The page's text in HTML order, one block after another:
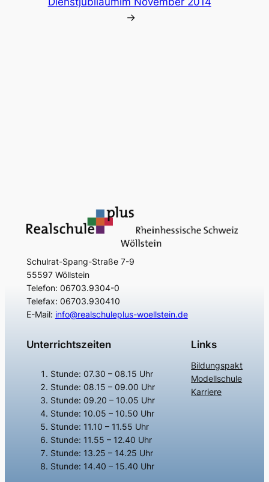
→
Schulrat-Spang-Straße 7-9
55597 Wöllstein
Telefon: 06703.9304-0
Telefax: 06703.930410
E-Mail: info@realschuleplus-woellstein.de
Unterrichtszeiten
Stunde: 07.30 – 08.15 Uhr
Stunde: 08.15 – 09.00 Uhr
Stunde: 09.20 – 10.05 Uhr
Stunde: 10.05 – 10.50 Uhr
Stunde: 11.10 – 11.55 Uhr
Stunde: 11.55 – 12.40 Uhr
Stunde: 13.25 – 14.25 Uhr
Stunde: 14.40 – 15.40 Uhr
Links
Bildungspakt
Modellschule
Karriere